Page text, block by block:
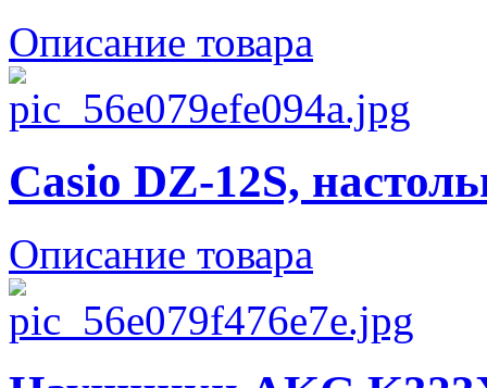
Описание товара
Casio DZ-12S,
Описание товара